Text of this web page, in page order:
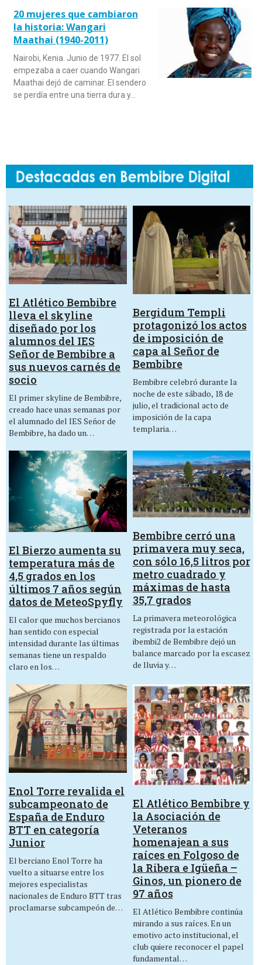
20 mujeres que cambiaron
la historia: Wangari
Maathai (1940-2011)
Nairobi, Kenia. Junio de 1977. El sol
empezaba a caer cuando Wangari
Maathai dejó de caminar. El sendero
se perdía entre una tierra dura y…
El Atlético Bembibre
lleva el skyline
diseñado por los
alumnos del IES
Señor de Bembibre a
sus nuevos carnés de
socio
El primer skyline de Bembibre,
creado hace unas semanas por
el alumnado del IES Señor de
Bembibre, ha dado un…
Bergidum Templi
protagonizó los actos
de imposición de
capa al Señor de
Bembibre
Bembibre celebró durante la
noche de este sábado, 18 de
julio, el tradicional acto de
imposición de la capa
templaria…
El Bierzo aumenta su
temperatura más de
4,5 grados en los
últimos 7 años según
datos de MeteoSpyfly
El calor que muchos bercianos
han sentido con especial
intensidad durante las últimas
semanas tiene un respaldo
claro en los…
Bembibre cerró una
primavera muy seca,
con sólo 16,5 litros por
metro cuadrado y
máximas de hasta
35,7 grados
La primavera meteorológica
registrada por la estación
ibembi2 de Bembibre dejó un
balance marcado por la escasez
de lluvia y…
Enol Torre revalida el
subcampeonato de
España de Enduro
BTT en categoría
Junior
El berciano Enol Torre ha
vuelto a situarse entre los
mejores especialistas
nacionales de Enduro BTT tras
proclamarse subcampeón de…
El Atlético Bembibre y
la Asociación de
Veteranos
homenajean a sus
raíces en Folgoso de
la Ribera e Igüeña –
Ginos, un pionero de
97 años
El Atlético Bembibre continúa
mirando a sus raíces. En un
emotivo acto institucional, el
club quiere reconocer el papel
fundamental…